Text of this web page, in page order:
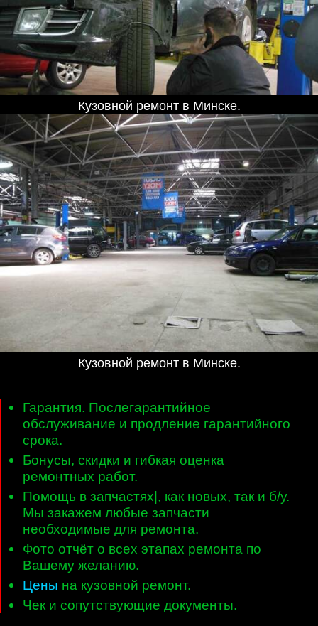
Кузовной ремонт в Минске.
Кузовной ремонт в Минске.
Гарантия. Послегарантийное
обслуживание и продление гарантийного
срока.
Бонусы, скидки и гибкая оценка
ремонтных работ.
Помощь в запчастях|, как новых, так и б/у.
Мы закажем любые запчасти
необходимые для ремонта.
Фото отчёт о всех этапах ремонта по
Вашему желанию.
Цены на кузовной ремонт.
Чек и сопутствующие документы.